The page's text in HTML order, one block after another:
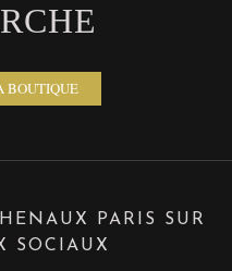
BOUTIQUE
PARIS SUR
SOCIAUX